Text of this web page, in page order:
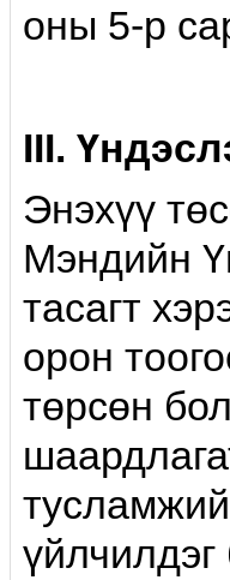
оны 5-р
III.
Энэхүү
Мэндийн
тасагт
орон
төрсөн
үйлчилдэг